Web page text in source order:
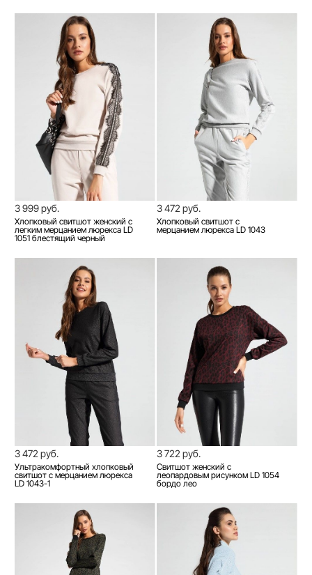
3 999 руб.
Хлопковый свитшот женский с
легким мерцанием люрекса LD
1051 блестящий черный
3 472 руб.
Хлопковый свитшот с
мерцанием люрекса LD 1043
3 472 руб.
Ультракомфортный хлопковый
свитшот с мерцанием люрекса
LD 1043-1
3 722 руб.
Свитшот женский c
леопардовым рисунком LD 1054
бордо лео